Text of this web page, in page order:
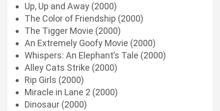
Up, Up and Away (2000)
The Color of Friendship (2000)
The Tigger Movie (2000)
An Extremely Goofy Movie (2000)
Whispers: An Elephant’s Tale (2000)
Alley Cats Strike (2000)
Rip Girls (2000)
Miracle in Lane 2 (2000)
Dinosaur (2000)